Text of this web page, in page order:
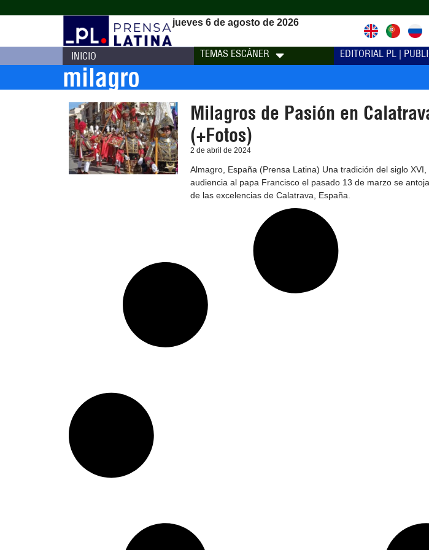
jueves 6 de agosto de 2026
INICIO TEMAS ESCÁNER EDITORIAL PL |
milagro
Milagros de Pasión en
(+Fotos)
2 de abril de 2024
Almagro, España (Prensa Latina) Una tradición del siglo
audiencia al papa Francisco el pasado 13 de marzo se
de las excelencias de Calatrava, España.